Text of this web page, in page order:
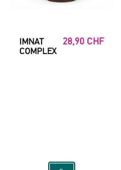
IMNAT
COMPLEX
28,90 CHF